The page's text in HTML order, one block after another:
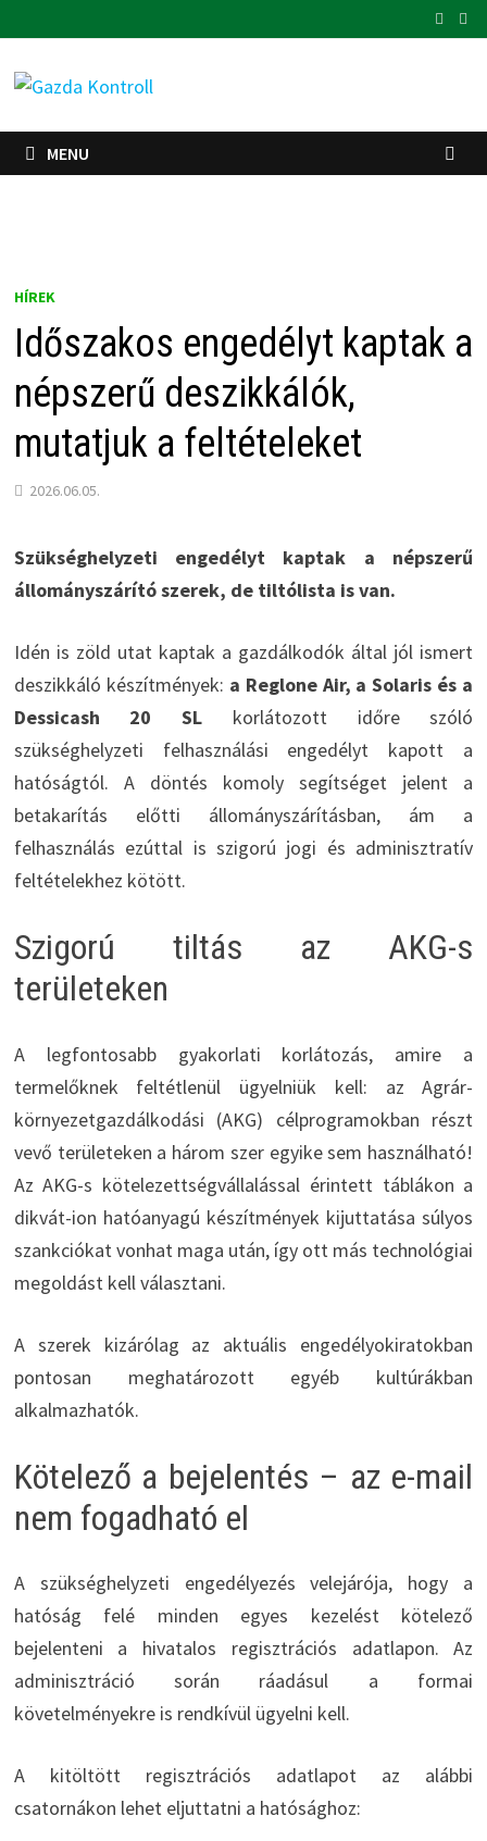
to
content
MENU
HÍREK
Időszakos engedélyt kaptak a
népszerű deszikkálók,
mutatjuk a feltételeket
2026.06.05.
Szükséghelyzeti engedélyt kaptak a népszerű
állományszárító szerek, de tiltólista is van.
Idén is zöld utat kaptak a gazdálkodók által jól ismert
deszikkáló készítmények: a Reglone Air, a Solaris és a
Dessicash 20 SL korlátozott időre szóló
szükséghelyzeti felhasználási engedélyt kapott a
hatóságtól. A döntés komoly segítséget jelent a
betakarítás előtti állományszárításban, ám a
felhasználás ezúttal is szigorú jogi és adminisztratív
feltételekhez kötött.
Szigorú tiltás az AKG-s
területeken
A legfontosabb gyakorlati korlátozás, amire a
termelőknek feltétlenül ügyelniük kell: az Agrár-
környezetgazdálkodási (AKG) célprogramokban részt
vevő területeken a három szer egyike sem használható!
Az AKG-s kötelezettségvállalással érintett táblákon a
dikvát-ion hatóanyagú készítmények kijuttatása súlyos
szankciókat vonhat maga után, így ott más technológiai
megoldást kell választani.
A szerek kizárólag az aktuális engedélyokiratokban
pontosan meghatározott egyéb kultúrákban
alkalmazhatók.
Kötelező a bejelentés – az e-mail
nem fogadható el
A szükséghelyzeti engedélyezés velejárója, hogy a
hatóság felé minden egyes kezelést kötelező
bejelenteni a hivatalos regisztrációs adatlapon. Az
adminisztráció során ráadásul a formai
követelményekre is rendkívül ügyelni kell.
A kitöltött regisztrációs adatlapot az alábbi
csatornákon lehet eljuttatni a hatósághoz: